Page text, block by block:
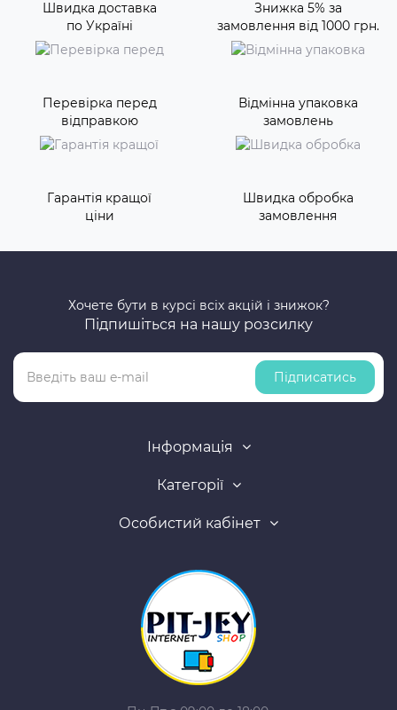
Швидка доставка
по Україні
Знижка 5% за
замовлення від 1000 грн.
Перевірка перед
відправкою
Відмінна упаковка
замовлень
Гарантія кращої
ціни
Швидка обробка
замовлення
Хочете бути в курсі всіх акцій і знижок?
Підпишіться на нашу розсилку
Підписатись
Інформація
Категорії
Особистий кабінет